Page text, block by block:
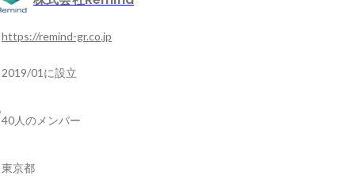
https://remind-gr.co.jp
2019/01に設立
40人のメンバー
東京都